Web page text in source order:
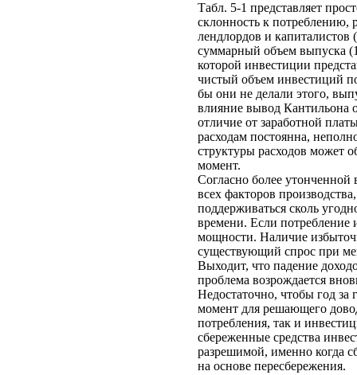
Табл. 5-1 представляет
склонность к потреблению,
лендлордов и
суммарный объем выпуска
которой инвестиции
чистый объем инвестиций
бы они не делали этого,
влияние вывод Кантильона
отличие от заработной
расходам постоянна,
структуры расходов может
момент.
Согласно более
всех факторов
поддерживаться сколь
времени. Если
мощности. Наличие
существующий спрос при
Выходит, что падение
проблема возрождается
Недостаточно, чтобы год за
момент для решающего
потребления, так и
сбереженные средства
разрешимой, именно когда
на основе пересбережения.